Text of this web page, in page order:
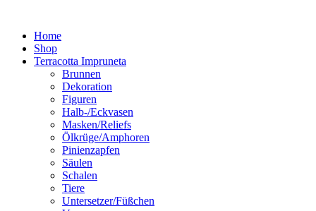
springenHome
Shop
Terracotta Impruneta
Brunnen
Dekoration
Figuren
Halb-/Eckvasen
Masken/Reliefs
Ölkrüge/Amphoren
Pinienzapfen
Säulen
Schalen
Tiere
Untersetzer/Füßchen